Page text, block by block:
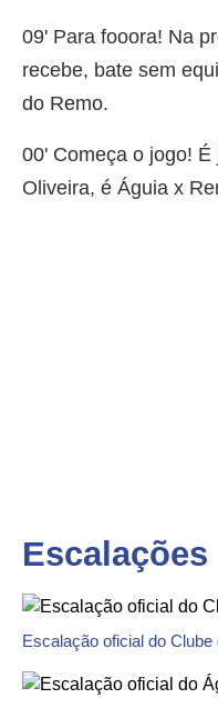
09' Para fooora! Na
recebe, bate sem
do Remo.
00' Começa o jogo!
Oliveira, é Águia x
Escalações
Escalação oficial do Clube